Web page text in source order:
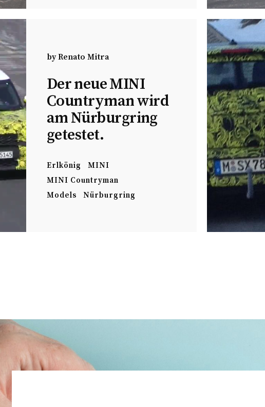
byRenato Mitra
Der neue MINI
Countryman wird
am Nürburgring
getestet.
Erlkönig
MINI
MINI Countryman
Models
Nürburgring